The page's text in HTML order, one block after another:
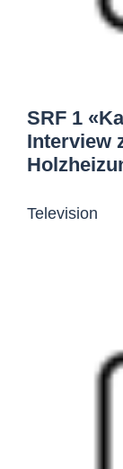
SRF 1
Interview
Television